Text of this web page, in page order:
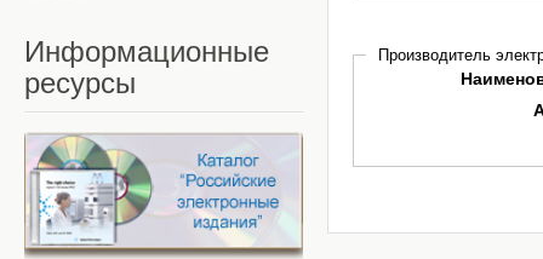
Производитель
Информационные
ресурсы